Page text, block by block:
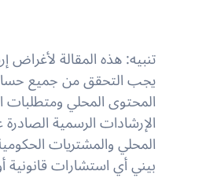
تنبيه: هذه المقالة
يجب التحقق من جميع
المحتوى المحلي ومتطلبات
الإرشادات الرسمية
المحلي والمشتريات
بيني أي استشارات قانونية